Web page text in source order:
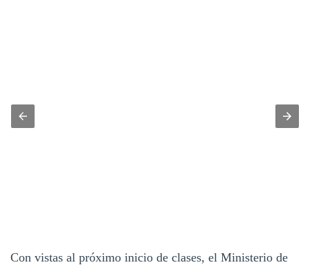
Con vistas al próximo inicio de clases, el Ministerio de